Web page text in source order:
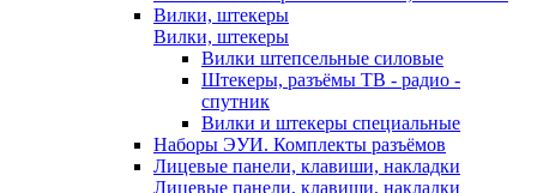
Вилки, штекеры
Вилки, штекеры
Вилки штепсельные силовые
Штекеры, разъёмы ТВ - радио -
спутник
Вилки и штекеры специальные
Наборы ЭУИ. Комплекты разъёмов
Лицевые панели, клавиши, накладки
Лицевые панели, клавиши, накладки